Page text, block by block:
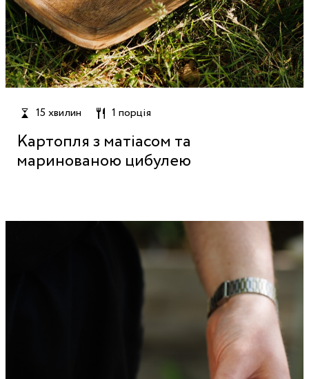
15 хвилин 1 порція
Картопля з матіасом та
маринованою цибулею